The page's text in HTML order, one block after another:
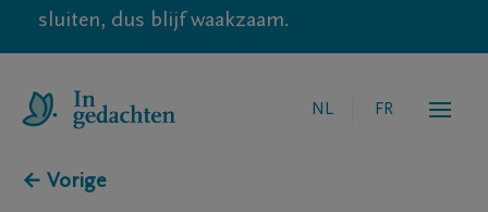
sluiten, dus blijf waakzaam.
NL FR
← Vorige